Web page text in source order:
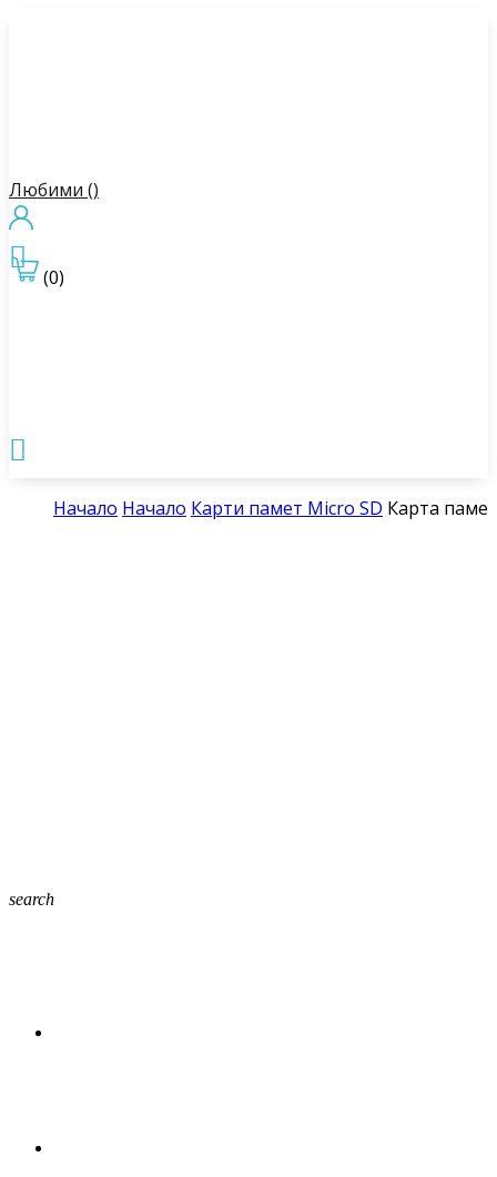
Любими ()
(0)


Начало Начало Карти памет Micro SD Карта
search